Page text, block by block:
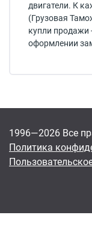
двигатели. К
(Грузовая
купли продажи
оформлении
1996—2026 Все
Политика